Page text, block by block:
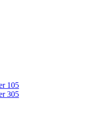
105
305